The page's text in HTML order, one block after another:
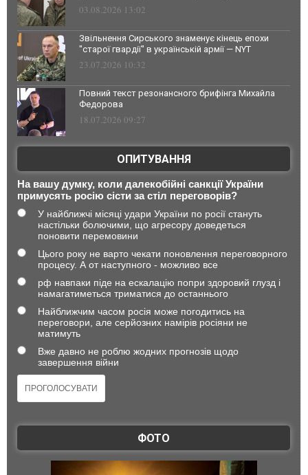
03.08.2026 13:02
Звільнення Сирського знаменує кінець епохи
"старої гвардії" в українській армії — NYT
23.07.2026 10:32
Повний текст резонансного брифінга Михайла
Федорова
18.07.2026 09:27
ОПИТУВАННЯ
На вашу думку, коли далекобійні санкції України
примусять росію сісти за стіл переговорів?
У найближчі місяці удари України по росії стануть
настільки болючими, що агресору доведеться
поновити перемовини
Цього року не варто чекати поновлення переговорного
процесу. А от наступного - можливо все
рф навпаки піде на ескалацію попри здоровий глузд і
намагатиметься триматися до останнього
Найближчим часом росія може погодитись на
переговори, але серйозних намірів росіяни не
матимуть
Вже давно не роблю жодних прогнозів щодо
завершення війни
ФОТО